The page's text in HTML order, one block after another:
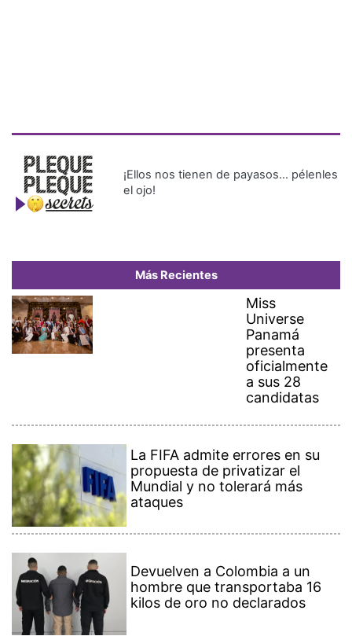
¡Ellos nos tienen de payasos… pélenles
el ojo!
Más Recientes
Miss
Universe
Panamá
presenta
oficialmente
a sus 28
candidatas
La FIFA admite errores en su
propuesta de privatizar el
Mundial y no tolerará más
ataques
Devuelven a Colombia a un
hombre que transportaba 16
kilos de oro no declarados